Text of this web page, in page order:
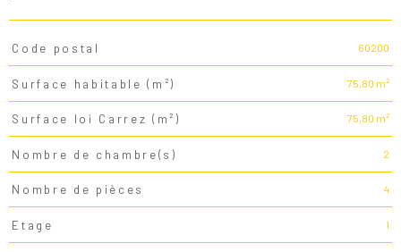
TRAD_PAMPERO_Caracteristique
Code postal 60200
Surface habitable (m²) 75,80 m²
Surface loi Carrez (m²) 75,80 m²
Nombre de chambre(s) 2
Nombre de pièces 4
Etage 1